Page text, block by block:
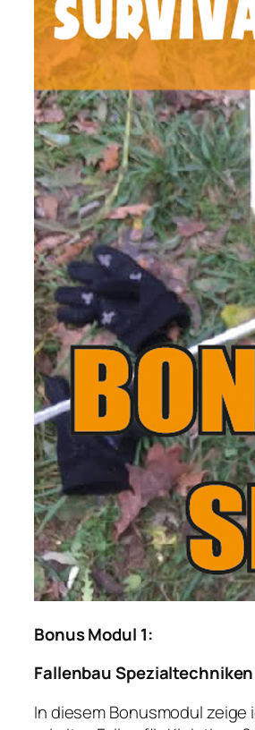
Bonus Modul 1: ​
Fallenbau Spezialtechniken
In diesem Bonusmodul zeige